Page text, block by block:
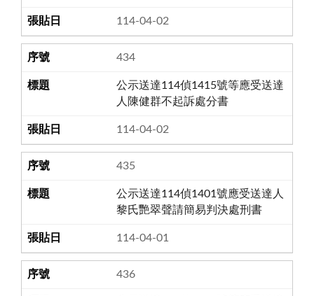
114-04-02
434
公示送達114偵1415號等應受送達
人陳健群不起訴處分書
114-04-02
435
公示送達114偵1401號應受送達人
黎氏艷翠聲請簡易判決處刑書
114-04-01
436